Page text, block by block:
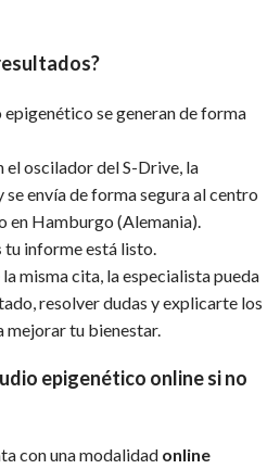
se generan de forma
el oscilador del S-Drive, la
envía de forma segura al centro
en Hamburgo (Alemania).
tu informe está listo.
misma cita, la especialista pueda
resolver dudas y explicarte los
mejorar tu bienestar.
epigenético online si no
con una modalidad online